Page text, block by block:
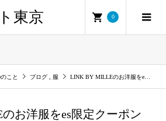
東京 0
こと ブログ 服 LINK BY MILLEのお洋服をes限定クーポンを発行致します！
お洋服をes限定クーポン